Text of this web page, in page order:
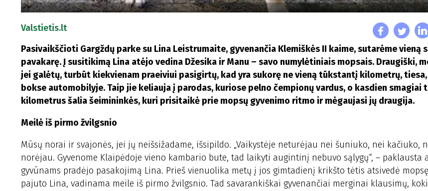
Valstietis.lt
Pasivaikščioti Gargždų parke su Lina Leistrumaite, gyvenančia Klemiškės II kaime, sutarėme vieną
pavakarę. Į susitikimą Lina atėjo vedina Džesika ir Manu – savo numylėtiniais mopsais. Draugiški,
jei galėtų, turbūt kiekvienam praeiviui pasigirtų, kad yra sukorę ne vieną tūkstantį kilometrų,
bokse automobilyje. Taip jie keliauja į parodas, kuriose pelno čempionų vardus, o kasdien smagiai
kilometrus šalia šeimininkės, kuri prisitaikė prie mopsų gyvenimo ritmo ir mėgaujasi jų draugija.
Meilė iš pirmo žvilgsnio
Mūsų norai ir svajonės, jei jų neišsižadame, išsipildo. „Vaikystėje neturėjau nei šuniuko, nei kačiuko,
norėjau. Gyvenome Klaipėdoje vieno kambario bute, tad laikyti augintinį nebuvo sąlygų“, – paklausta
gyvūnams pradėjo pasakojimą Lina. Prieš vienuolika metų į jos gimtadienį krikšto tėtis atsivedė
pajuto Lina, vadinama meile iš pirmo žvilgsnio. Tad savarankiškai gyvenančiai merginai klausimų,